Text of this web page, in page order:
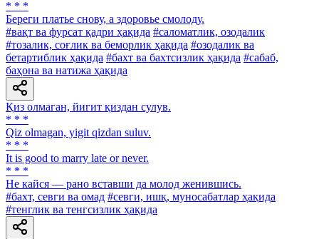
* * *
Береги платье снову, а здоровье смолоду.
#вақт ва фурсат қадри ҳақида #саломатлик, озодалик
#тозалик, соғлик ва беморлик ҳақида #озодалик ва
бетартиблик ҳақида #бахт ва бахтсизлик ҳақида #сабаб,
баҳона ва натижа ҳақида
Қиз олмаган, йигит қиздан сулув.
* * *
Qiz olmagan, yigit qizdan suluv.
* * *
It is good to marry late or never.
* * *
He кайся — рано вставши да молод женившись.
#бахт, севги ва омад #севги, ишқ, муносабатлар ҳақида
#тенглик ва тенгсизлик ҳақида